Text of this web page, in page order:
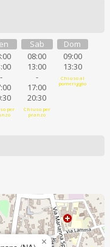
-
per
Sab
08:00
13:00
-
17:00
20:30
Chiuso per
pranzo
Dom
09:00
13:30
Chiuso al
pomeriggio
×